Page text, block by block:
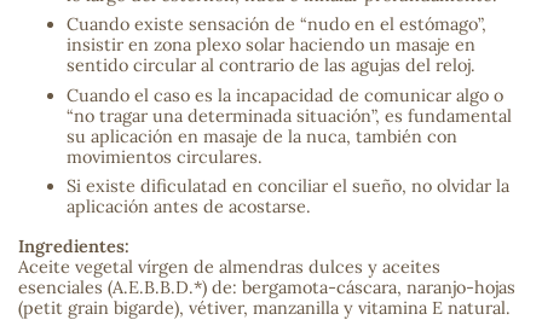
Cuando existe sensación de “nudo en el estómago”,
insistir en zona plexo solar haciendo un masaje en
sentido circular al contrario de las agujas del reloj.
Cuando el caso es la incapacidad de comunicar algo o
“no tragar una determinada situación”, es fundamental
su aplicación en masaje de la nuca, también con
movimientos circulares.
Si existe dificulatad en conciliar el sueño, no olvidar la
aplicación antes de acostarse.
Ingredientes:
Aceite vegetal vírgen de almendras dulces y aceites
esenciales (A.E.B.B.D.*) de: bergamota-cáscara, naranjo-hojas
(petit grain bigarde), vétiver, manzanilla y vitamina E natural.